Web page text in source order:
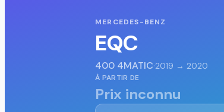
MERCEDES-BENZ
EQC
400 4MATIC·2019 → 2020
À PARTIR DE
Prix inconnu